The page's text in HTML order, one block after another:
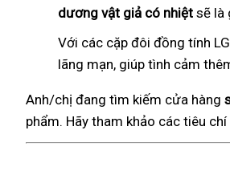
dương vật giả có nhiệt sẽ là
Với các cặp đôi đồng tính
lãng mạn, giúp tình cảm
Anh/chị đang tìm kiếm cửa hàng
phẩm. Hãy tham khảo các tiêu